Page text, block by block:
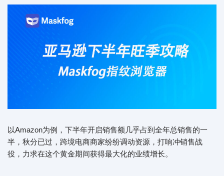
以Amazon为例，下半年开启销售额几乎占到全年总销售的一
半，秋分已过，跨境电商商家纷纷调动资源，打响冲销售战
役，力求在这个黄金期间获得最大化的业绩增长。